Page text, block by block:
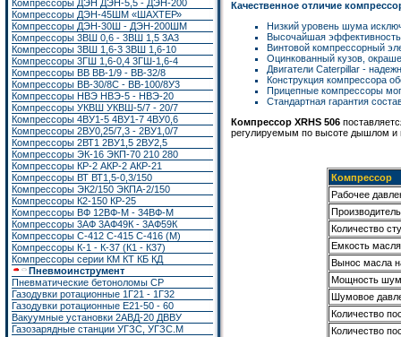
Компрессоры ДЭН ДЭН-5,5 - ДЭН-200
Компрессоры ДЭН-45ШМ «ШАХТЕР»
Компрессоры ДЭН-30Ш - ДЭН-200ШМ
Компрессоры 3ВШ 0,6 - 3ВШ 1,5 3А3
Компрессоры 3ВШ 1,6-3 3ВШ 1,6-10
Компрессоры 3ГШ 1,6-0,4 3ГШ-1,6-4
Компрессоры ВВ ВВ-1/9 - ВВ-32/8
Компрессоры ВВ-30/8С - ВВ-100/8У3
Компрессоры НВЭ НВЭ-5 - НВЭ-20
Компрессоры УКВШ УКВШ-5/7 - 20/7
Компрессоры 4ВУ1-5 4ВУ1-7 4ВУ0,6
Компрессоры 2ВУ0,25/7,3 - 2ВУ1,0/7
Компрессоры 2ВТ1 2ВУ1,5 2ВУ2,5
Компрессоры ЭК-16 ЭКП-70 210 280
Компрессоры КР-2 АКР-2 АКР-21
Компрессоры ВТ ВТ1,5-0,3/150
Компрессоры ЭК2/150 ЭКПА-2/150
Компрессоры К2-150 КР-25
Компрессоры ВФ 12ВФ-М - 34ВФ-М
Компрессоры 3АФ 3АФ49К - 3АФ59К
Компрессоры С-412 С-415 С-416 (М)
Компрессоры К-1 - К-37 (К1 - К37)
Компрессоры серии КМ КТ КБ КД
Пневмоинструмент
Пневматические бетоноломы CP
Газодувки ротационные 1Г21 - 1Г32
Газодувки ротационные Е21-50 - 60
Вакуумные установки 2АВД-20 ДВВУ
Газозарядные станции УГЗС, УГЗС.М
Качественное отличие
Низкий уровень шума
Высочайшая эффективность
Винтовой компрессорный
Оцинкованный кузов,
Двигатели Caterpillar -
Конструкция компрессора
Прицепные компрессоры
Стандартная гарантия
Компрессор XRHS 506
регулируемым по высоте дышлом и
Компрессор
Рабочее
Количество
Емкость
Вынос масла
Мощность
Шумовое
Количество
Количество